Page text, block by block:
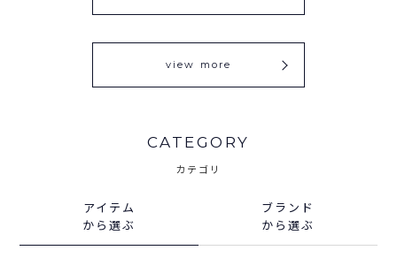
view more
CATEGORY
カテゴリ
アイテム
から選ぶ
ブランド
から選ぶ